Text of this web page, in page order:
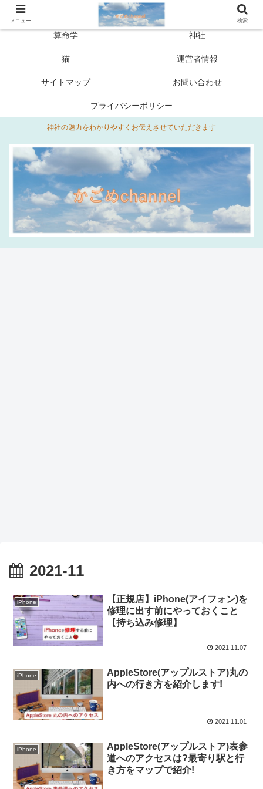
神社の魅力をわかりやすくお伝えさせていただきます
算命学 神社
猫 運営者情報
サイトマップ お問い合わせ
プライバシーポリシー
2021-11
iPhone
【正規店】iPhone(アイフォン)を
修理に出す前にやっておくこと
【持ち込み修理】
2021.11.07
iPhone
AppleStore(アップルストア)丸の
内への行き方を紹介します!
2021.11.01
iPhone
AppleStore(アップルストア)表参
道へのアクセスは?最寄り駅と行
き方をマップで紹介!
メニュー 検索